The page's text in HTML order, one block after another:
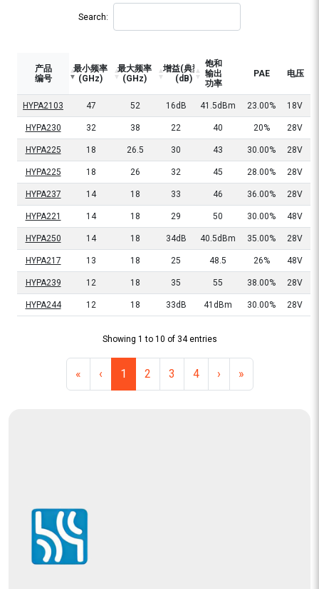
Search:
产品
编号
最小频率
(GHz)
最大频率
(GHz)
增益(典型)
(dB)
饱和
输出
功率
PAE 电压
HYPA2103 47 52 16dB 41.5dBm 23.00% 18V
HYPA230 32 38 22 40 20% 28V
HYPA225 18 26.5 30 43 30.00% 28V
HYPA225 18 26 32 45 28.00% 28V
HYPA237 14 18 33 46 36.00% 28V
HYPA221 14 18 29 50 30.00% 48V
HYPA250 14 18 34dB 40.5dBm 35.00% 28V
HYPA217 13 18 25 48.5 26% 48V
HYPA239 12 18 35 55 38.00% 28V
HYPA244 12 18 33dB 41dBm 30.00% 28V
Showing 1 to 10 of 34 entries
« ‹ 1 2 3 4 › »